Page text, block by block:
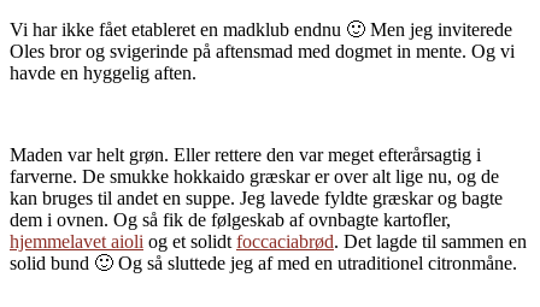
Vi har ikke fået etableret en madklub endnu 🙂 Men jeg inviterede
Oles bror og svigerinde på aftensmad med dogmet in mente. Og vi
havde en hyggelig aften.
Maden var helt grøn. Eller rettere den var meget efterårsagtig i
farverne. De smukke hokkaido græskar er over alt lige nu, og de
kan bruges til andet en suppe. Jeg lavede fyldte græskar og bagte
dem i ovnen. Og så fik de følgeskab af ovnbagte kartofler,
hjemmelavet aioli og et solidt foccaciabrød. Det lagde til sammen en
solid bund 🙂 Og så sluttede jeg af med en utraditionel citronmåne.